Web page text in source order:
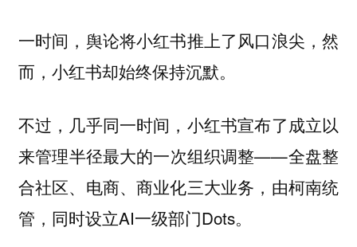
一时间，舆论将小红书推上了风口浪尖，然
而，小红书却始终保持沉默。
不过，几乎同一时间，小红书宣布了成立以
来管理半径最大的一次组织调整——全盘整
合社区、电商、商业化三大业务，由柯南统
管，同时设立AI一级部门Dots。